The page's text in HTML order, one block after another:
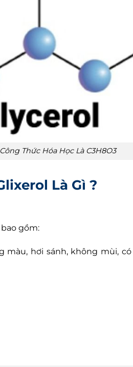
Thức Hóa Học Là C3H8O3
Là Gì ?
gồm:
màu, hơi sánh, không mùi,